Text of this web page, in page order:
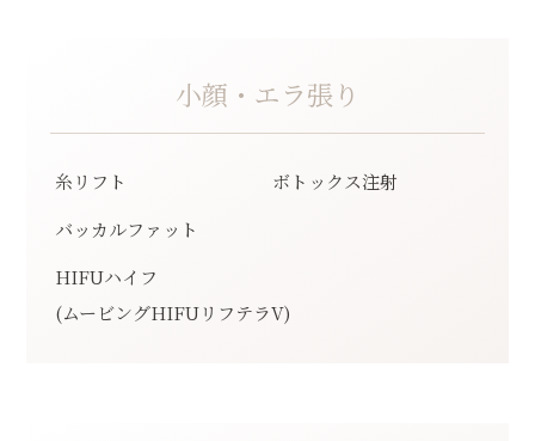
小顔・エラ張り
糸リフト
ボトックス注射
バッカルファット
HIFUハイフ
(ムービングHIFUリフテラV)